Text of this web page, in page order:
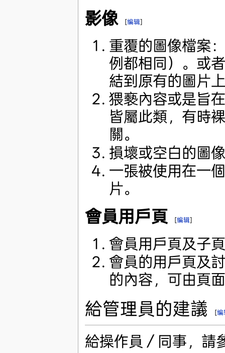
影像 [编辑]
重覆的圖像檔案
例都相同）。或
結到原有的圖片
猥褻內容或是旨
皆屬此類，有時
關。
損壞或空白的圖
一張被使用在一
片。
會員用戶頁 [编辑]
會員用戶頁及子
會員的用戶頁及
的內容，可由頁
給管理員的建議 [编
給操作員／同事，請